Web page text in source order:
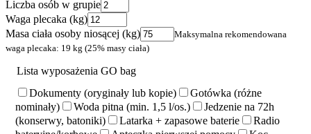
Liczba osób w grupie
Waga plecaka (kg)
Masa ciała osoby niosącej (kg)
Maksymalna rekomendowana
waga plecaka: 19 kg (25% masy ciała)
Lista wyposażenia GO bag
Dokumenty (oryginały lub kopie)
Gotówka (różne
nominały)
Woda pitna (min. 1,5 l/os.)
Jedzenie na 72h
(konserwy, batoniki)
Latarka + zapasowe baterie
Radio